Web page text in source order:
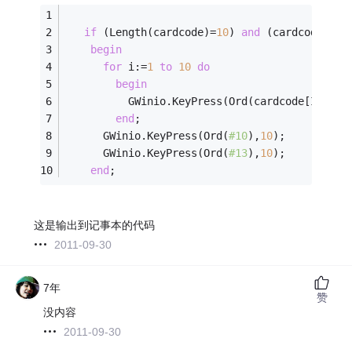
if (Length(cardcode)=10) and (cardcode<>
begin
for i:=1 to 10 do
begin
          GWinio.KeyPress(Ord(cardcode[I]),
end ;
      GWinio.KeyPress(Ord(
#10),10);
      GWinio.KeyPress(Ord(
#13),10);
end ;
这是输出到记事本的代码
2011-09-30
7年
没内容
2011-09-30
赞